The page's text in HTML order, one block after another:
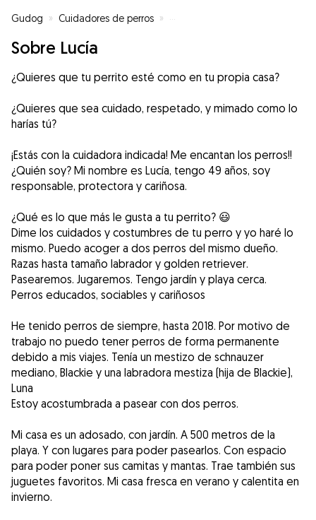
Gudog » Cuidadores de perros » Cuidadores de perros en
Sobre Lucía
¿Quieres que tu perrito esté como en tu propia casa?
¿Quieres que sea cuidado, respetado, y mimado como lo
harías tú?
¡Estás con la cuidadora indicada! Me encantan los perros!!
¿Quién soy? Mi nombre es Lucía, tengo 49 años, soy
responsable, protectora y cariñosa.
¿Qué es lo que más le gusta a tu perrito? 😃
Dime los cuidados y costumbres de tu perro y yo haré lo
mismo. Puedo acoger a dos perros del mismo dueño.
Razas hasta tamaño labrador y golden retriever.
Pasearemos. Jugaremos. Tengo jardín y playa cerca.
Perros educados, sociables y cariñosos
He tenido perros de siempre, hasta 2018. Por motivo de
trabajo no puedo tener perros de forma permanente
debido a mis viajes. Tenía un mestizo de schnauzer
mediano, Blackie y una labradora mestiza (hija de Blackie),
Luna
Estoy acostumbrada a pasear con dos perros.
Mi casa es un adosado, con jardín. A 500 metros de la
playa. Y con lugares para poder pasearlos. Con espacio
para poder poner sus camitas y mantas. Trae también sus
juguetes favoritos. Mi casa fresca en verano y calentita en
invierno.